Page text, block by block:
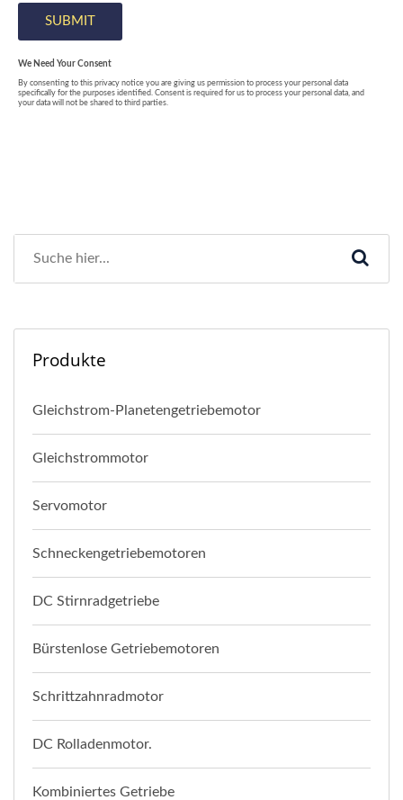
Produkte
Gleichstrom-Planetengetriebemotor
Gleichstrommotor
Servomotor
Schneckengetriebemotoren
DC Stirnradgetriebe
Bürstenlose Getriebemotoren
Schrittzahnradmotor
DC Rolladenmotor.
Kombiniertes Getriebe